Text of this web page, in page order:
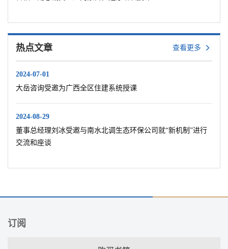
热点文章 查看更多
2024-07-01
大岳咨询受邀为广西全区住建系统授课
2024-08-29
董事总经理刘冰受邀与南水北调生态环保公司就“新机制”进行
交流和座谈
订阅